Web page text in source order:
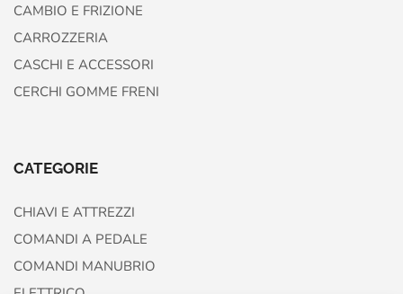
CAMBIO E FRIZIONE
CARROZZERIA
CASCHI E ACCESSORI
CERCHI GOMME FRENI
CATEGORIE
CHIAVI E ATTREZZI
COMANDI A PEDALE
COMANDI MANUBRIO